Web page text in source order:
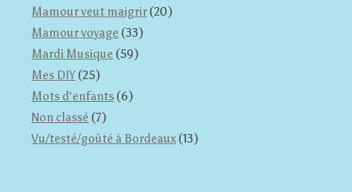
Mamour veut maigrir (20)
Mamour voyage (33)
Mardi Musique (59)
Mes DIY (25)
Mots d'enfants (6)
Non classé (7)
Vu/testé/goûté à Bordeaux (13)